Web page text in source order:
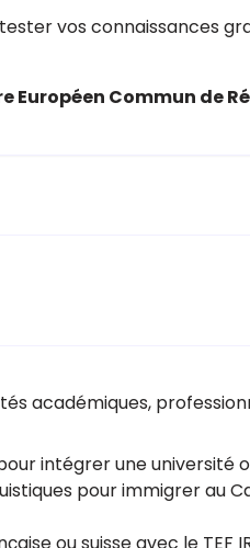
vos connaissances
Européen Commun de
académiques,
intégrer une université
pour immigrer au
ou suisse avec le TEF